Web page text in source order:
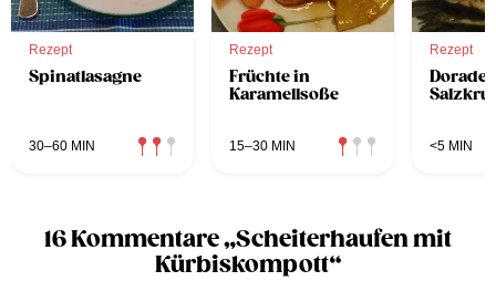
Rezept
Spinatlasagne
30–60 MIN
Rezept
Früchte in
Karamellsoße
15–30 MIN
Rezept
Dorade
<5 MIN
16 Kommentare „Scheiterhaufen mit
Kürbiskompott“